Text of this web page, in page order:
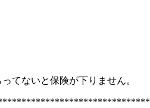
てないと保険が下りません。